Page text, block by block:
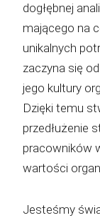
dogłębnej
mającego na
unikalnych
zaczyna się
jego kultury
Dzięki temu
przedłużenie
pracowników
wartości
Jesteśmy